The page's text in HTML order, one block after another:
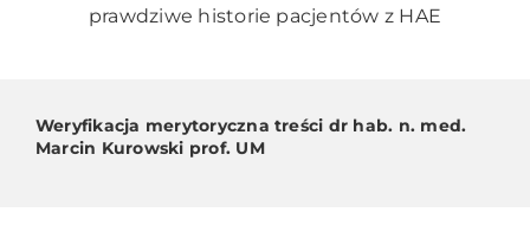
prawdziwe historie pacjentów z HAE
Weryfikacja merytoryczna treści dr hab. n. med.
Marcin Kurowski prof. UM